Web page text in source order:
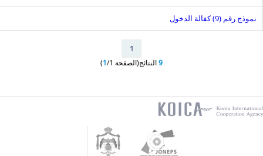
نموذج رقم (9) كفالة الدخول
1
9النتائج(الصفحة 1/1)
koica
Jordan
ONline
E-
Jordan
Government
logo